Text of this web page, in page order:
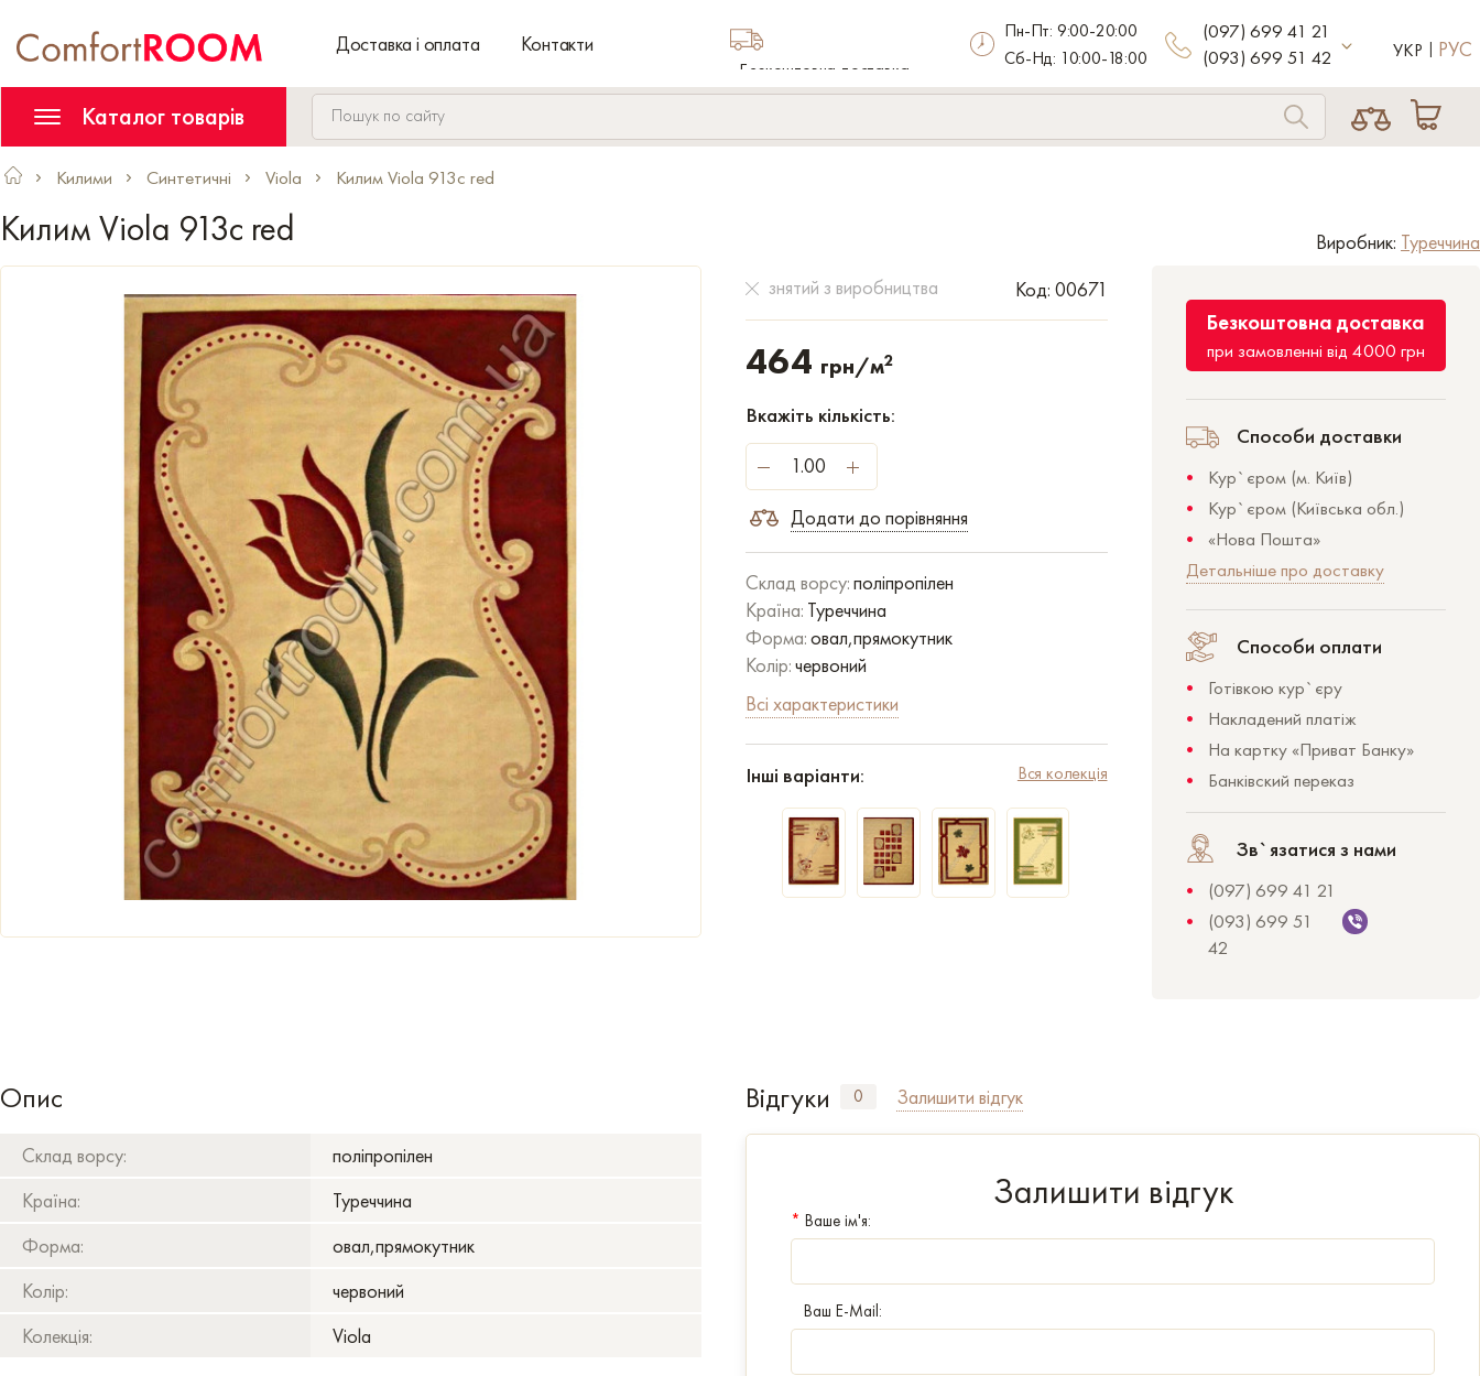
Доставка і оплата Контакти
Безкоштовна доставка
по Україні
Пн-Пт: 9:00-20:00
Сб-Нд: 10:00-18:00
(097) 699 41 21
(093) 699 51 42
УКР РУС
Каталог товарів
Килими Синтетичні Viola Килим Viola 913c red
Килим Viola 913c red Виробник: Туреччина
знятий з виробництва
Код: 00671
464 грн/м2
Вкажіть кількість:
Додати до порівняння
Склад ворсу:поліпропілен
Країна: Туреччина
Форма:овал,прямокутник
Колір:червоний
Всі характеристики
Інші варіанти: Вся колекція
Безкоштовна доставка
при замовленні від 4000 грн
Способи доставки
Кур`єром (м. Київ)
Кур`єром (Київська обл.)
«Нова Пошта»
Детальніше про доставку
Способи оплати
Готівкою кур`єру
Накладений платіж
На картку «Приват Банку»
Банківский переказ
Зв`язатися з нами
(097) 699 41 21
(093) 699 51
42
Опис
Склад ворсу:
поліпропілен
Країна:
Туреччина
Форма:
овал,прямокутник
Колір:
червоний
Колекція:
Viola
Відгуки 0 Залишити відгук
Залишити відгук
* Ваше ім'я:
Ваш E-Mail: